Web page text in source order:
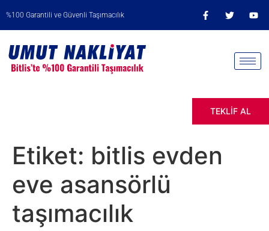
%100 Garantili ve Güvenli Taşımacılık
TEKLİF AL
Etiket: bitlis evden
eve asansörlü
taşımacılık